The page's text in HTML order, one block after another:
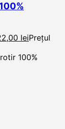
leiPrețul
100%